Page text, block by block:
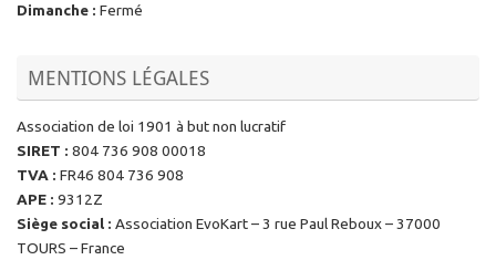
Dimanche : Fermé
MENTIONS LÉGALES
Association de loi 1901 à but non lucratif
SIRET : 804 736 908 00018
TVA : FR46 804 736 908
APE : 9312Z
Siège social : Association EvoKart – 3 rue Paul Reboux – 37000
TOURS – France